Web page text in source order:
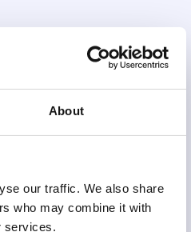
About
our traffic. We also share
who may combine it with
services.